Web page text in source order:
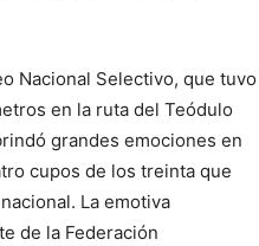
Nacional Selectivo, que tuvo
en la ruta del Teódulo
grandes emociones en
cupos de los treinta que
La emotiva
de la Federación